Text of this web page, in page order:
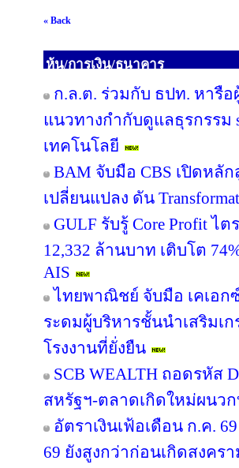
« Back
หุ้น/การเงิน/ธนาคาร
ก.ล.ต. ร่วมกับ ธปท. หารื
แนวทางกำกับดูแลธุรกรรม
เทคโนโลยี
BAM จับมือ CBS เปิดหลัก
เปลี่ยนแปลง ดัน
GULF รับรู้ Core Profit ไ
12,332 ล้านบาท เติบโต
AIS
ไทยพาณิชย์ จับมือ เคเอกซ์
ระดมผู้บริหารชั้นนำเสริมเ
โรงงานที่ยั่งยืน
SCB WEALTH ถอดรหัส
สหรัฐฯ-ตลาดเกิดใหม่ผนว
อัตราเงินเฟ้อเดือน ก.ค.
69 ยังสูงกว่าก่อนเกิดสงครา